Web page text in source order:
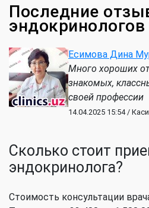
Последние
Есимова Дина
Много хороших
знакомых,
своей профессии
14.04.2025 15:54 /
Сколько стоит
эндокринолога?
Стоимость консультации